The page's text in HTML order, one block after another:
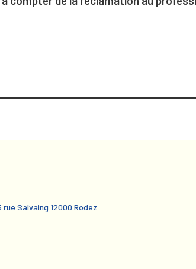
Salvaing 12000 Rodez